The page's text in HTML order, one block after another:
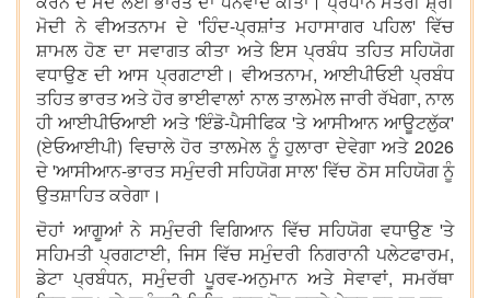
ਮੋਦੀ ਨੇ ਵੀਅਤਨਾਮ ਦੇ 'ਹਿੰਦ-ਪ੍ਰਸ਼ਾਂਤ ਮਹਾਸਾਗਰ ਪਹਿਲ' ਵਿੱਚ
ਸ਼ਾਮਲ ਹੋਣ ਦਾ ਸਵਾਗਤ ਕੀਤਾ ਅਤੇ ਇਸ ਪ੍ਰਬੰਧ ਤਹਿਤ ਸਹਿਯੋਗ
ਵਧਾਉਣ ਦੀ ਆਸ ਪ੍ਰਗਟਾਈ। ਵੀਅਤਨਾਮ, ਆਈਪੀਓਈ ਪ੍ਰਬੰਧ
ਤਹਿਤ ਭਾਰਤ ਅਤੇ ਹੋਰ ਭਾਈਵਾਲਾਂ ਨਾਲ ਤਾਲਮੇਲ ਜਾਰੀ ਰੱਖੇਗਾ, ਨਾਲ
ਹੀ ਆਈਪੀਓਆਈ ਅਤੇ 'ਇੰਡੋ-ਪੈਸੀਫਿਕ 'ਤੇ ਆਸੀਆਨ ਆਊਟਲੁੱਕ'
(ਏਓਆਈਪੀ) ਵਿਚਾਲੇ ਹੋਰ ਤਾਲਮੇਲ ਨੂੰ ਹੁਲਾਰਾ ਦੇਵੇਗਾ ਅਤੇ 2026
ਦੇ 'ਆਸੀਆਨ-ਭਾਰਤ ਸਮੁੰਦਰੀ ਸਹਿਯੋਗ ਸਾਲ' ਵਿੱਚ ਠੋਸ ਸਹਿਯੋਗ ਨੂੰ
ਉਤਸ਼ਾਹਿਤ ਕਰੇਗਾ।
ਦੋਹਾਂ ਆਗੂਆਂ ਨੇ ਸਮੁੰਦਰੀ ਵਿਗਿਆਨ ਵਿੱਚ ਸਹਿਯੋਗ ਵਧਾਉਣ 'ਤੇ
ਸਹਿਮਤੀ ਪ੍ਰਗਟਾਈ, ਜਿਸ ਵਿੱਚ ਸਮੁੰਦਰੀ ਨਿਗਰਾਨੀ ਪਲੇਟਫਾਰਮ,
ਡੇਟਾ ਪ੍ਰਬੰਧਨ, ਸਮੁੰਦਰੀ ਪੂਰਵ-ਅਨੁਮਾਨ ਅਤੇ ਸੇਵਾਵਾਂ, ਸਮਰੱਥਾ